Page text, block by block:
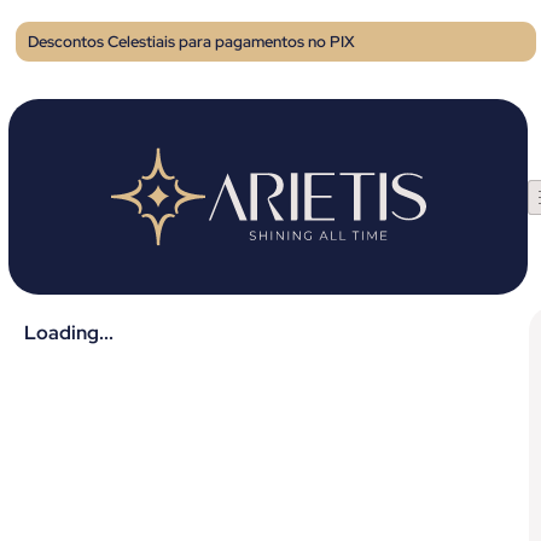
Descontos Celestiais para pagamentos no PIX
Loading...